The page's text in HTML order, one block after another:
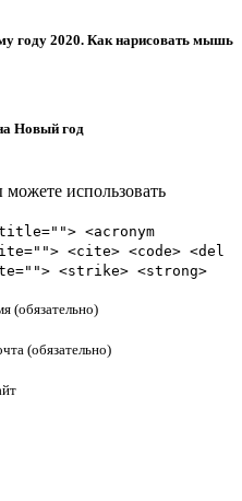
году 2020. Как нарисовать мышь
Новый год
использовать
<acronym
<cite> <code> <del
<strike> <strong>
(обязательно)
(обязательно)